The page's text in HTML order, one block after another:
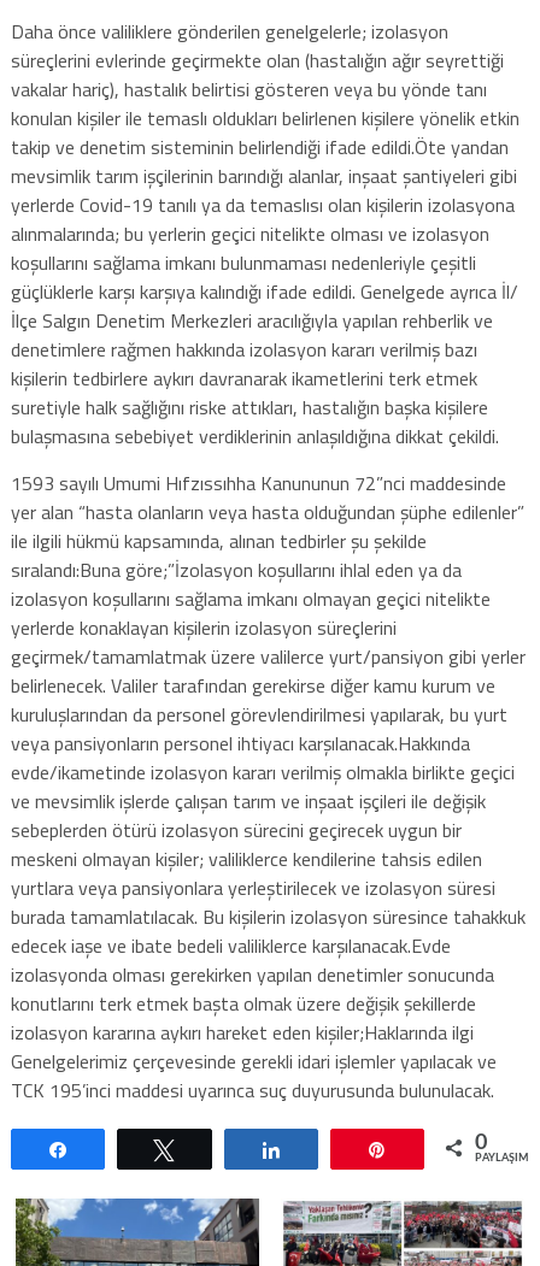
Daha önce valiliklere gönderilen genelgelerle; izolasyon
süreçlerini evlerinde geçirmekte olan (hastalığın ağır seyrettiği
vakalar hariç), hastalık belirtisi gösteren veya bu yönde tanı
konulan kişiler ile temaslı oldukları belirlenen kişilere yönelik etkin
takip ve denetim sisteminin belirlendiği ifade edildi.Öte yandan
mevsimlik tarım işçilerinin barındığı alanlar, inşaat şantiyeleri gibi
yerlerde Covid-19 tanılı ya da temaslısı olan kişilerin izolasyona
alınmalarında; bu yerlerin geçici nitelikte olması ve izolasyon
koşullarını sağlama imkanı bulunmaması nedenleriyle çeşitli
güçlüklerle karşı karşıya kalındığı ifade edildi. Genelgede ayrıca İl/
İlçe Salgın Denetim Merkezleri aracılığıyla yapılan rehberlik ve
denetimlere rağmen hakkında izolasyon kararı verilmiş bazı
kişilerin tedbirlere aykırı davranarak ikametlerini terk etmek
suretiyle halk sağlığını riske attıkları, hastalığın başka kişilere
bulaşmasına sebebiyet verdiklerinin anlaşıldığına dikkat çekildi.
1593 sayılı Umumi Hıfzıssıhha Kanununun 72”nci maddesinde
yer alan “hasta olanların veya hasta olduğundan şüphe edilenler”
ile ilgili hükmü kapsamında, alınan tedbirler şu şekilde
sıralandı:Buna göre;”İzolasyon koşullarını ihlal eden ya da
izolasyon koşullarını sağlama imkanı olmayan geçici nitelikte
yerlerde konaklayan kişilerin izolasyon süreçlerini
geçirmek/tamamlatmak üzere valilerce yurt/pansiyon gibi yerler
belirlenecek. Valiler tarafından gerekirse diğer kamu kurum ve
kuruluşlarından da personel görevlendirilmesi yapılarak, bu yurt
veya pansiyonların personel ihtiyacı karşılanacak.Hakkında
evde/ikametinde izolasyon kararı verilmiş olmakla birlikte geçici
ve mevsimlik işlerde çalışan tarım ve inşaat işçileri ile değişik
sebeplerden ötürü izolasyon sürecini geçirecek uygun bir
meskeni olmayan kişiler; valiliklerce kendilerine tahsis edilen
yurtlara veya pansiyonlara yerleştirilecek ve izolasyon süresi
burada tamamlatılacak. Bu kişilerin izolasyon süresince tahakkuk
edecek iaşe ve ibate bedeli valiliklerce karşılanacak.Evde
izolasyonda olması gerekirken yapılan denetimler sonucunda
konutlarını terk etmek başta olmak üzere değişik şekillerde
izolasyon kararına aykırı hareket eden kişiler;Haklarında ilgi
Genelgelerimiz çerçevesinde gerekli idari işlemler yapılacak ve
TCK 195’inci maddesi uyarınca suç duyurusunda bulunulacak.
0